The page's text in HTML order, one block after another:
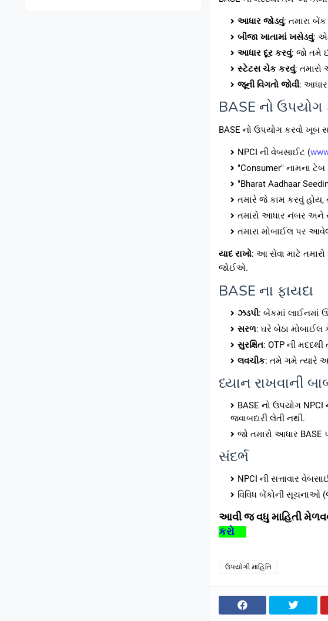
આધાર જોડવું: તમારા
બીજા ખાતામાં ખસેડવું:
આધાર દૂર કરવું: જો તમે
સ્ટેટસ ચેક કરવું:
જૂની વિગતો જોવી:
BASE નો ઉપયોગ
BASE નો ઉપયોગ કરવો
NPCI ની વેબસાઈટ (
"Consumer" નામના ટેબ
"Bharat Aadhaar
તમારે જે કામ કરવું
તમારો આધાર નંબર અને
તમારા મોબાઈલ પર આવેલ
યાદ રાખો: આ સેવા માટે
જોઈએ.
BASE ના ફાયદા
ઝડપી: બેંકમાં લાઈનમાં
સરળ: ઘરે બેઠા
સુરક્ષિત: OTP ની મદદથી
લવચીક: તમે ગમે ત્યારે
ધ્યાન રાખવાની
BASE નો ઉપયોગ
જવાબદારી લેતી નથી.
જો તમારો આધાર BASE
સંદર્ભ
NPCI ની સત્તાવાર
વિવિધ બેંકોની
આવી જ વધુ માહિતી
કરો
ઉપયોગી માહિતિ